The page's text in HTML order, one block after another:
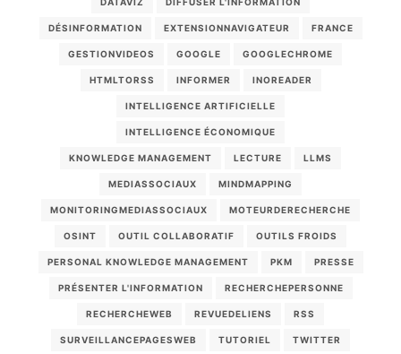
DÉSINFORMATION EXTENSIONNAVIGATEUR FRANCE
GESTIONVIDEOS GOOGLE GOOGLECHROME
HTMLTORSS INFORMER INOREADER
INTELLIGENCE ARTIFICIELLE
INTELLIGENCE ÉCONOMIQUE
KNOWLEDGE MANAGEMENT LECTURE LLMS
MEDIASSOCIAUX MINDMAPPING
MONITORINGMEDIASSOCIAUX MOTEURDERECHERCHE
OSINT OUTIL COLLABORATIF OUTILS FROIDS
PERSONAL KNOWLEDGE MANAGEMENT PKM PRESSE
PRÉSENTER L'INFORMATION RECHERCHEPERSONNE
RECHERCHEWEB REVUEDELIENS RSS
SURVEILLANCEPAGESWEB TUTORIEL TWITTER